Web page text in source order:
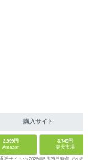
購入サイト
2,999円
Amazon
3,749円
楽天市場
販サイトの 2025年5月28日時点 での税